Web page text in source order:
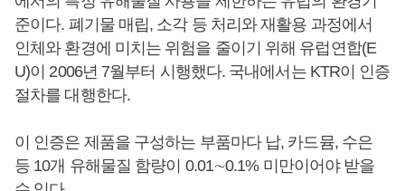
준이다. 폐기물 매립, 소각 등 처리와 재활용 과정에서
인체와 환경에 미치는 위험을 줄이기 위해 유럽연합(E
U)이 2006년 7월부터 시행했다. 국내에서는 KTR이 인증
절차를 대행한다.
이 인증은 제품을 구성하는 부품마다 납, 카드뮴, 수은
등 10개 유해물질 함량이 0.01∼0.1% 미만이어야 받을